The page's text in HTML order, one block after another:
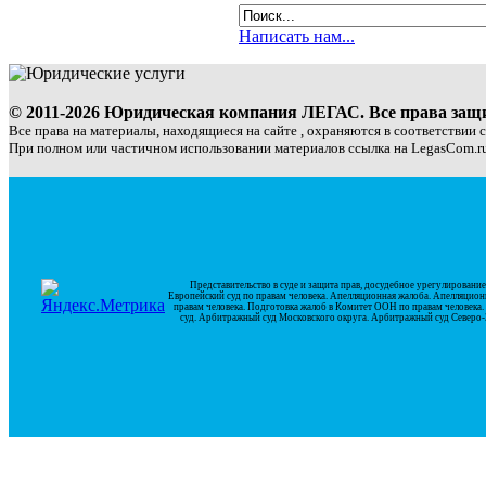
Написать нам...
© 2011-2026 Юридическая компания ЛЕГАС. Все права
Все права на материалы, находящиеся на сайте , охраняются в соответствии
При полном или частичном использовании материалов ссылка на
Представительство в суде и защита прав, досудебное
Европейский суд по правам человека. Апелляционная жалоба.
правам человека. Подготовка жалоб в Комитет ООН по правам
суд. Арбитражный суд Московского округа. Арбитражный суд